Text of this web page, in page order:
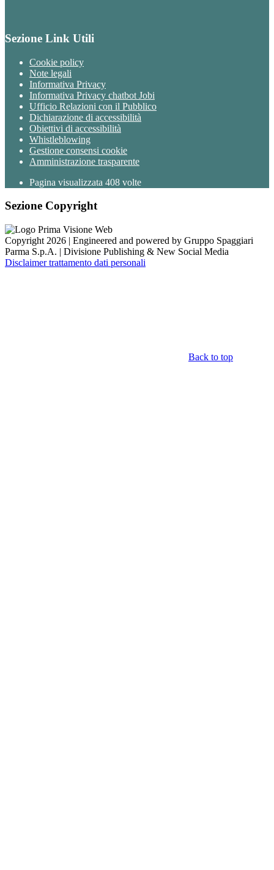
Sezione Link Utili
Cookie policy
Note legali
Informativa Privacy
Informativa Privacy chatbot Jobi
Ufficio Relazioni con il Pubblico
Dichiarazione di accessibilità
Obiettivi di accessibilità
Whistleblowing
Gestione consensi cookie
Amministrazione trasparente
Pagina visualizzata 408 volte
Sezione Copyright
Copyright 2026 | Engineered and powered by Gruppo Spaggiari
Parma S.p.A. | Divisione Publishing & New Social Media
Disclaimer trattamento dati personali
Back to top